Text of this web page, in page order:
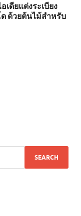
เดียแต่งระเบียง
ด ด้วยต้นไม้สำหรับ